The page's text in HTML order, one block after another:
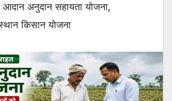
अनुदान सहायता योजना,
किसान योजना